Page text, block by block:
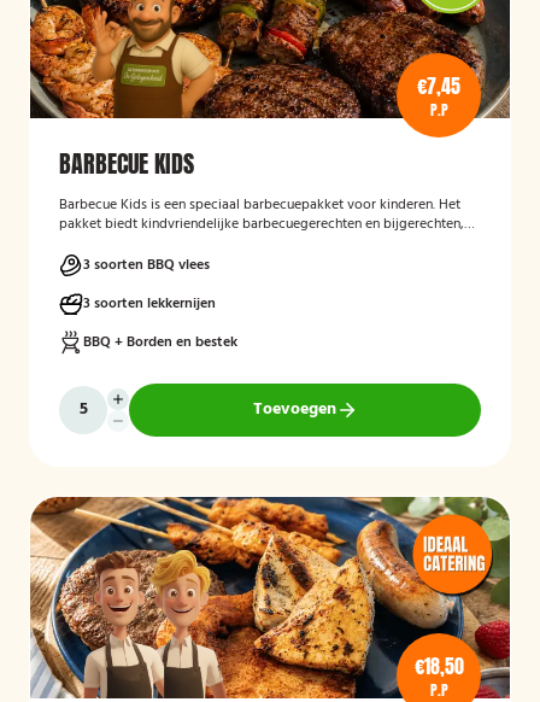
€7,45
P.P
BARBECUE KIDS
Barbecue Kids is een speciaal barbecuepakket voor kinderen. Het
pakket biedt kindvriendelijke barbecuegerechten en bijgerechten,
BBQ-ervaring tijdens een feest, familiedag of andere gelegenheid.
3 soorten BBQ vlees
3 soorten lekkernijen
BBQ + Borden en bestek
Toevoegen
€18,50
P.P